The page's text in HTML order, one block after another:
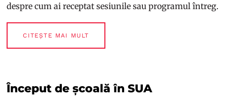
despre cum ai receptat sesiunile sau programul întreg.
CITEȘTE MAI MULT
Început de școală în SUA